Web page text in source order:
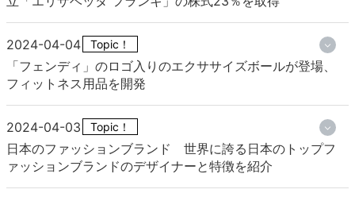
2024-04-04 Topic！
「フェンディ」のロゴ入りのエクササイズボールが登場、
フィットネス用品を開発
2024-04-03 Topic！
日本のファッションブランド 世界に誇る日本のトップフ
ァッションブランドのデザイナーと特徴を紹介